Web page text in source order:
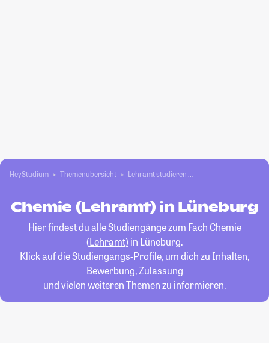
HeyStudium Themenübersicht Lehramt studieren
Chemie (Lehramt) in Lüneburg
Hier findest du alle Studiengänge zum Fach Chemie
(Lehramt) in Lüneburg.
Klick auf die Studiengangs-Profile, um dich zu Inhalten,
Bewerbung, Zulassung
und vielen weiteren Themen zu informieren.